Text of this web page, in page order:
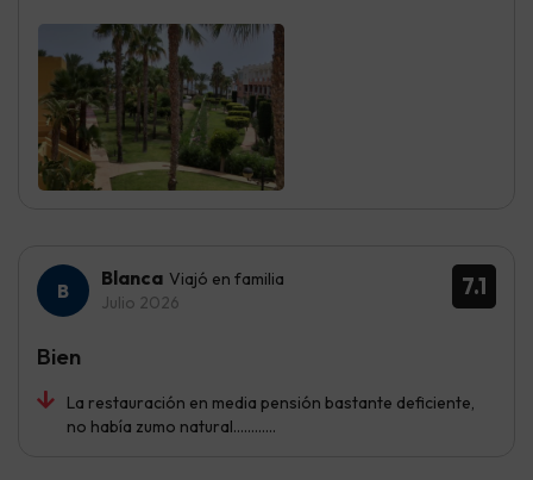
7.1
Blanca Viajó en familia
Julio 2026
La restauración en media pensión bastante deficiente,
no había zumo natural............
Bien